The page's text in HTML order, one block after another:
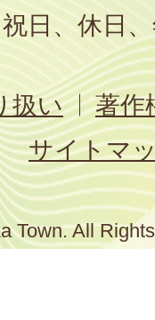
祝日、休日
扱い
著作
サイトマ
Town. All